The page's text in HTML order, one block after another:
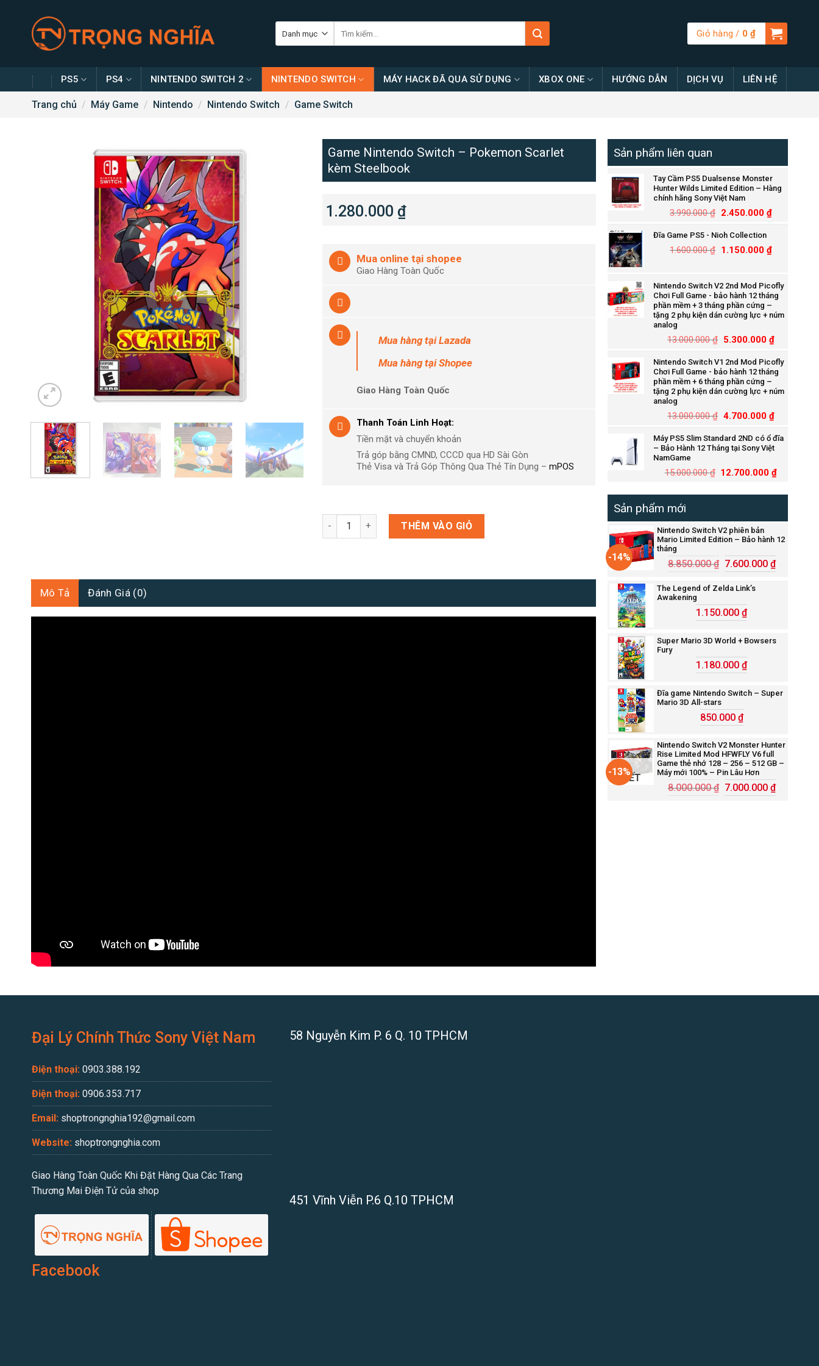
kiếm:
Giỏ hàng / 0₫
PS5 PS4 NINTENDO SWITCH 2 NINTENDO SWITCH MÁY HACK ĐÃ QUA SỬ DỤNG XBOX ONE HƯỚNG DẪN DỊCH VỤ LIÊN HỆ
Trang chủ / Máy Game / Nintendo / Nintendo Switch / Game Switch
Game Nintendo Switch – Pokemon Scarlet
kèm Steelbook
1.280.000 ₫
Mua online tại shopee
Giao Hàng Toàn Quốc
Mua hàngtại Lazada
Mua hàngtại Shopee
Giao Hàng Toàn Quốc
Thanh Toán Linh Hoạt:
Tiền mặt và chuyển khoản
Trả góp bằng CMND, CCCD qua HD Sài Gòn
Thẻ Visa và Trả Góp Thông Qua Thẻ Tín Dụng –mPOS
Game Nintendo Switch - Pokemon Scarlet kèm Steelbook số lượng
THÊM VÀO GIỎ
Mô Tả Đánh Giá (0)
Sản phẩm liên quan
Tay Cầm PS5 Dualsense Monster
Hunter Wilds Limited Edition – Hàng
chính hãng Sony Việt Nam
3.990.000₫ 2.450.000 ₫
Đĩa Game PS5 - Nioh Collection
1.600.000₫ 1.150.000 ₫
Nintendo Switch V2 2nd Mod Picofly
Chơi Full Game - bảo hành 12 tháng
phần mềm + 3 tháng phần cứng –
tặng 2 phụ kiện dán cường lực + núm
analog
13.000.000₫ 5.300.000 ₫
Nintendo Switch V1 2nd Mod Picofly
Chơi Full Game - bảo hành 12 tháng
phần mềm + 6 tháng phần cứng –
tặng 2 phụ kiện dán cường lực + núm
analog
13.000.000₫ 4.700.000 ₫
Máy PS5 Slim Standard 2ND có ổ đĩa
– Bảo Hành 12 Tháng tại Sony Việt
NamGame
15.000.000₫ 12.700.000₫
Sản phẩm mới
-14%
Nintendo Switch V2 phiên bản
Mario Limited Edition – Bảo hành 12
tháng
8.850.000₫ 7.600.000 ₫
The Legend of Zelda Link’s
Awakening
1.150.000₫
Super Mario 3D World + Bowsers
Fury
1.180.000₫
Đĩa game Nintendo Switch – Super
Mario 3D All-stars
850.000 ₫
-13%
HẾT
Nintendo Switch V2 Monster Hunter
Rise Limited Mod HFWFLY V6 full
Game thẻ nhớ 128 – 256 – 512 GB –
Máy mới 100% – Pin Lâu Hơn
8.000.000₫ 7.000.000 ₫
Đại Lý Chính Thức Sony Việt Nam
Điện thoại: 0903.388.192
Điện thoại: 0906.353.717
Email: shoptrongnghia192@gmail.com
Website: shoptrongnghia.com
Giao Hàng Toàn Quốc Khi Đặt Hàng Qua Các Trang
Thương Mai Điện Tử của shop
Facebook
58 Nguyễn Kim P. 6 Q. 10 TPHCM
451 Vĩnh Viễn P.6 Q.10 TPHCM